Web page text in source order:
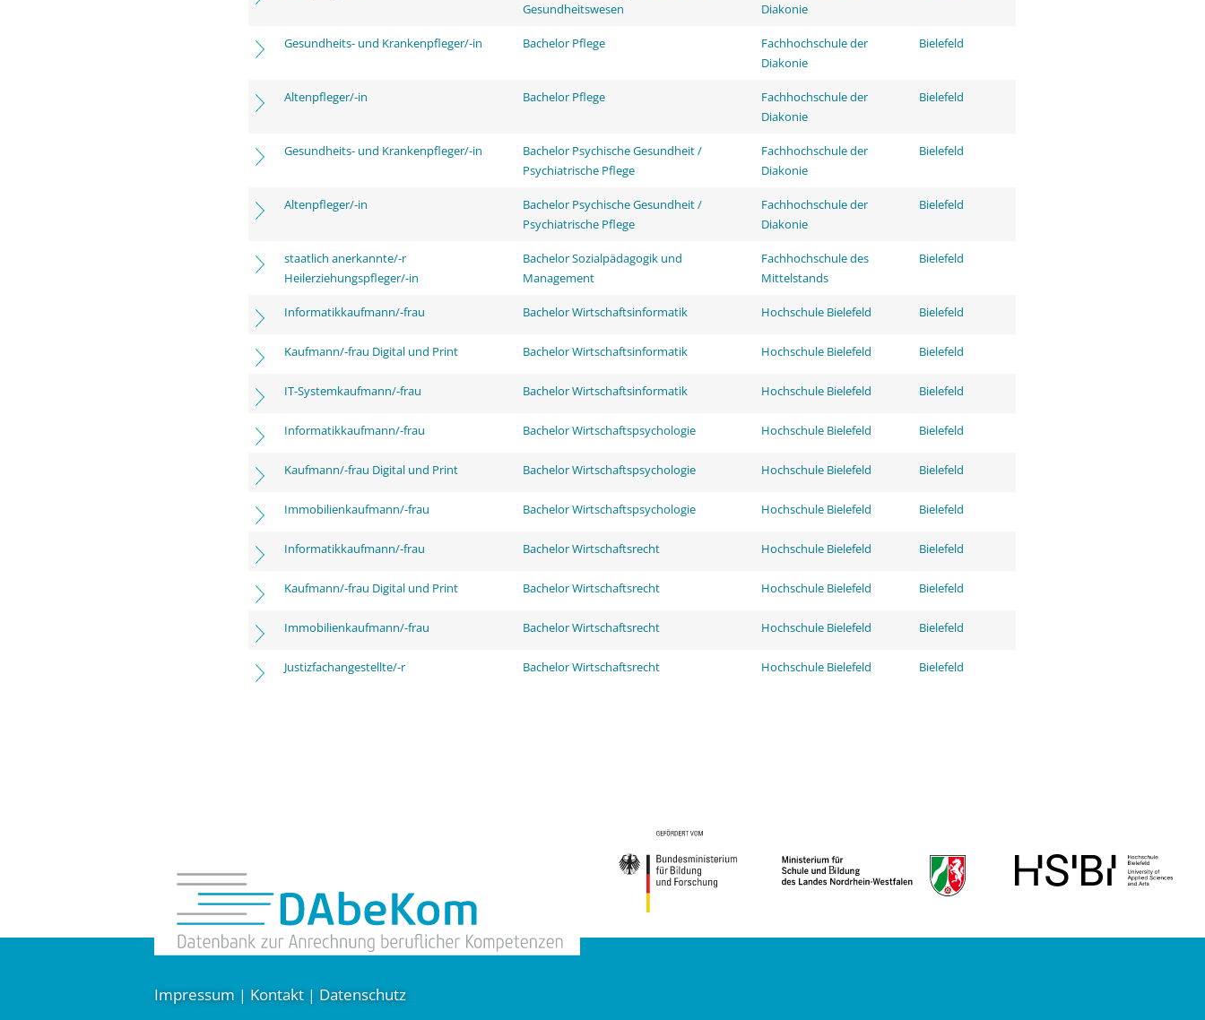
Gesundheitswesen
Diakonie
Gesundheits- und Krankenpfleger/-in Bachelor Pflege
Fachhochschule der
Diakonie
Bielefeld
Altenpfleger/-in Bachelor Pflege
Fachhochschule der
Diakonie
Bielefeld
Gesundheits- und Krankenpfleger/-in
Bachelor Psychische Gesundheit /
Psychiatrische Pflege
Fachhochschule der
Diakonie
Bielefeld
Altenpfleger/-in
Bachelor Psychische Gesundheit /
Psychiatrische Pflege
Fachhochschule der
Diakonie
Bielefeld
staatlich anerkannte/-r
Heilerziehungspfleger/-in
Bachelor Sozialpädagogik und
Management
Fachhochschule des
Mittelstands
Bielefeld
Informatikkaufmann/-frau Bachelor Wirtschaftsinformatik Hochschule Bielefeld Bielefeld
Kaufmann/-frau Digital und Print Bachelor Wirtschaftsinformatik Hochschule Bielefeld Bielefeld
IT-Systemkaufmann/-frau Bachelor Wirtschaftsinformatik Hochschule Bielefeld Bielefeld
Informatikkaufmann/-frau Bachelor Wirtschaftspsychologie Hochschule Bielefeld Bielefeld
Kaufmann/-frau Digital und Print Bachelor Wirtschaftspsychologie Hochschule Bielefeld Bielefeld
Immobilienkaufmann/-frau Bachelor Wirtschaftspsychologie Hochschule Bielefeld Bielefeld
Informatikkaufmann/-frau Bachelor Wirtschaftsrecht Hochschule Bielefeld Bielefeld
Kaufmann/-frau Digital und Print Bachelor Wirtschaftsrecht Hochschule Bielefeld Bielefeld
Immobilienkaufmann/-frau Bachelor Wirtschaftsrecht Hochschule Bielefeld Bielefeld
Justizfachangestellte/-r Bachelor Wirtschaftsrecht Hochschule Bielefeld Bielefeld
Impressum | Kontakt | Datenschutz